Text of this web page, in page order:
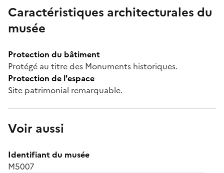
Caractéristiques architecturales du
musée
Protection du bâtiment
Protégé au titre des Monuments historiques.
Protection de l'espace
Site patrimonial remarquable.
Voir aussi
Identifiant du musée
M5007